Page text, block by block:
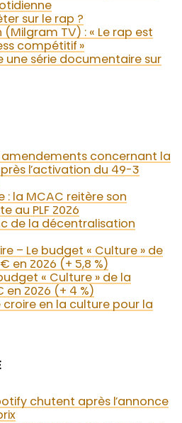
sur le rap ?
TV) : « Le rap est
compétitif »
une série documentaire sur
amendements concernant la
l’activation du 49-3
: la MCAC reitère son
au PLF 2026
de la décentralisation
– Le budget « Culture » de
en 2026 (+ 5,8 %)
« Culture » de la
en 2026 (+ 4 %)
en la culture pour la
chutent après l’annonce